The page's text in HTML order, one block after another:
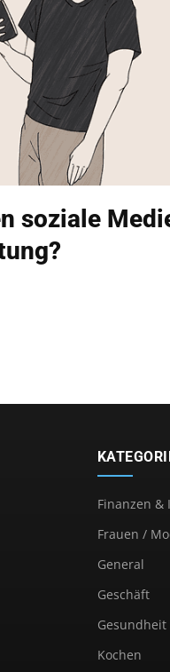
soziale
Finanzen &
Frauen /
General
Geschäft
Gesundheit
Kochen